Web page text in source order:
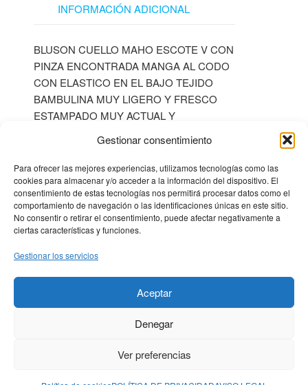
Gestionar consentimiento
Para ofrecer las mejores experiencias, utilizamos tecnologías como las
cookies para almacenar y/o acceder a la información del dispositivo. El
consentimiento de estas tecnologías nos permitirá procesar datos como el
comportamiento de navegación o las identificaciones únicas en este sitio.
No consentir o retirar el consentimiento, puede afectar negativamente a
ciertas características y funciones.
Gestionar los servicios
Aceptar
Denegar
Ver preferencias
INFORMACIÓN ADICIONAL
BLUSON CUELLO MAHO ESCOTE V CON
PINZA ENCONTRADA MANGA AL CODO
CON ELASTICO EN EL BAJO TEJIDO
BAMBULINA MUY LIGERO Y FRESCO
ESTAMPADO MUY ACTUAL Y
MENÚ PRINCIPAL
MENÚ LEGAL
DIRECCIÓN
Calle Bebricio 27